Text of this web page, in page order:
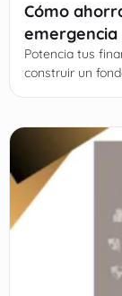
Cómo
emergencia
Potencia tus
construir un